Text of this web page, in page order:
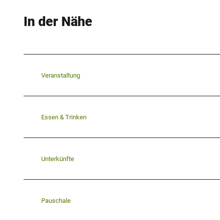
In der Nähe
Veranstaltung
Essen & Trinken
Unterkünfte
Pauschale